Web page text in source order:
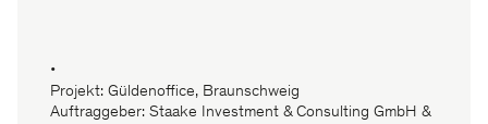
•
Projekt: Güldenoffice, Braunschweig
Auftraggeber: Staake Investment & Consulting GmbH &